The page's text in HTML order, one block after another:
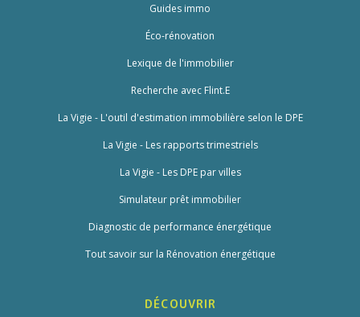
Guides immo
Éco-rénovation
Lexique de l'immobilier
Recherche avec Flint.E
La Vigie - L'outil d'estimation immobilière selon le DPE
La Vigie - Les rapports trimestriels
La Vigie - Les DPE par villes
Simulateur prêt immobilier
Diagnostic de performance énergétique
Tout savoir sur la Rénovation énergétique
DÉCOUVRIR